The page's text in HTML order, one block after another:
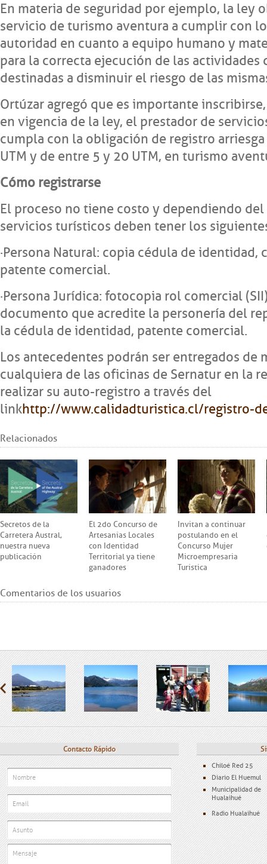
En materia de seguridad por ejemplo, la ley
servicio de turismo aventura a cumplir con
autoridad en cuanto a equipo humano y
para la correcta ejecución de las actividades
destinadas a disminuir el riesgo de las
Ortúzar agregó que es importante
en vigencia de la ley, el prestador de
cumpla con la obligación de registro
UTM y de entre 5 y 20 UTM, en turismo
Cómo registrarse
El proceso no tiene costo y dependiendo
servicios turísticos deben tener los
· Persona Natural: copia cédula de identidad,
patente comercial.
· Persona Jurídica: fotocopia rol comercial
documento que acredite la personería del
la cédula de identidad, patente comercial.
Los antecedentes podrán ser entregados de
cualquiera de las oficinas de Sernatur en la
realizar su auto-registro a través del
linkhttp://www.calidadturistica.cl/registro-
Relacionados
Secretos de la
Carretera Austral,
nuestra nueva
publicación
El 2do Concurso de
Artesanías Locales
con Identidad
Territorial ya tiene
ganadores
Invitan a continuar
postulando en el
Concurso Mujer
Microempresaria
Turística
Comentarios de los usuarios
Contacto Rápido
Chiloé Red 25
Diario El Huemul
Municipalidad de
Hualaihué
Radio Hualaihué